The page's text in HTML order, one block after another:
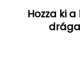
Hozza ki